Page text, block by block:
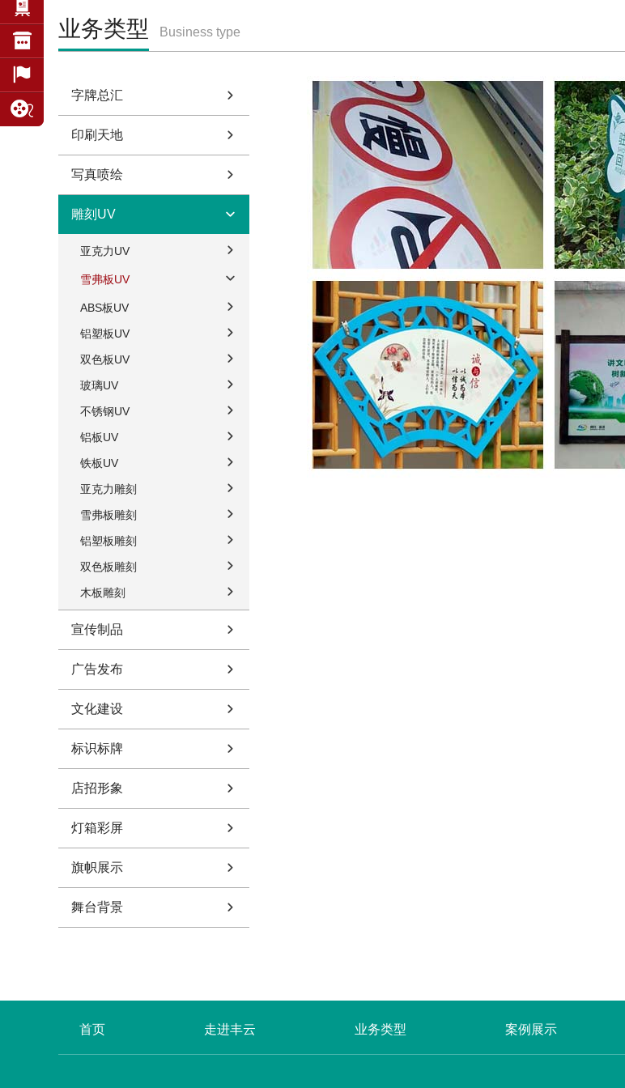
业务类型 Business type
字牌总汇
印刷天地
写真喷绘
雕刻UV
亚克力UV
雪弗板UV
ABS板UV
铝塑板UV
双色板UV
玻璃UV
不锈钢UV
铝板UV
铁板UV
亚克力雕刻
雪弗板雕刻
铝塑板雕刻
双色板雕刻
木板雕刻
宣传制品
广告发布
文化建设
标识标牌
店招形象
灯箱彩屏
旗帜展示
舞台背景
首页 走进丰云 业务类型 案例展示